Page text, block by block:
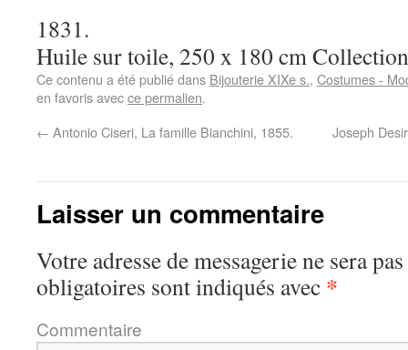
1831.
Huile sur toile, 250 x 180 cm
Ce contenu a été publié dans Bijouterie XIXe s., Costumes -
en favoris avecce permalien.
← Antonio Ciseri, La famille Bianchini, 1855. Joseph
Laisser un commentaire
Votre adresse de messagerie ne sera
obligatoires sont indiqués avec *
Commentaire